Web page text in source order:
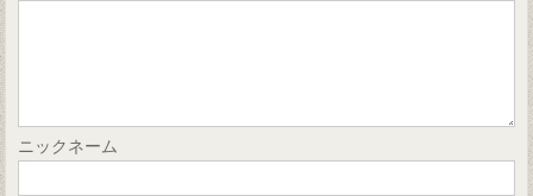
ニックネーム